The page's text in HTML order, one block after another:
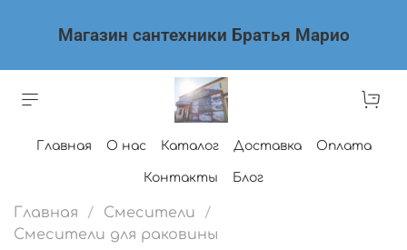
Магазин сантехники Братья Марио
Главная О нас Каталог Доставка Оплата
Контакты Блог
Главная
Смесители
Смесители для раковины